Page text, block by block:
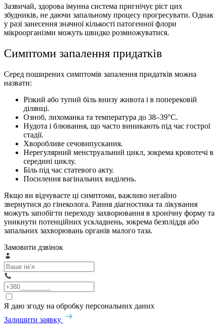
Зазвичай, здорова імунна система пригнічує ріст цих
збудників, не даючи запальному процесу прогресувати. Однак
у разі занесення значної кількості патогенної флори
мікроорганізми можуть швидко розмножуватися.
Симптоми запалення придатків
Серед поширених симптомів запалення придатків можна
назвати:
Різкий або тупий біль внизу живота і в поперековій
ділянці.
Озноб, лихоманка та температура до 38–39°C.
Нудота і блювання, що часто виникають під час гострої
стадії.
Хворобливе сечовипускання.
Нерегулярний менструальний цикл, зокрема кровотечі в
середині циклу.
Біль під час статевого акту.
Посилення вагінальних виділень.
Якщо ви відчуваєте ці симптоми, важливо негайно
звернутися до гінеколога. Рання діагностика та лікування
можуть запобігти переходу захворювання в хронічну форму та
уникнути потенційних ускладнень, зокрема безпліддя або
запальних захворювань органів малого таза.
Замовити дзвінок
Я даю згоду на обробку персональних даних
Залишити заявку